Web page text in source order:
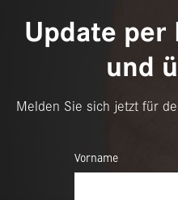
Update per
und
Melden Sie sich jetzt für
Vorname